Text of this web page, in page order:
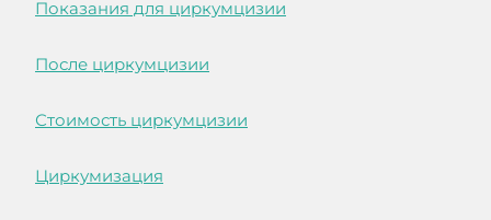
Показания для циркумцизии
После циркумцизии
Стоимость циркумцизии
Циркумизация